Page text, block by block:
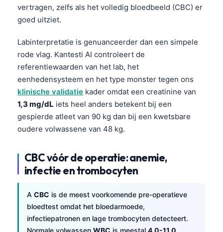
vertragen, zelfs als het volledig bloedbeeld (CBC) er
goed uitziet.
Labinterpretatie is genuanceerder dan een simpele
rode vlag. Kantesti AI controleert de
referentiewaarden van het lab, het
eenhedensysteem en het type monster tegen ons
klinische validatie kader omdat een creatinine van
1,3 mg/dL iets heel anders betekent bij een
gespierde atleet van 90 kg dan bij een kwetsbare
oudere volwassene van 48 kg.
CBC vóór de operatie: anemie,
infectie en trombocyten
A CBC is de meest voorkomende pre-operatieve
bloedtest omdat het bloedarmoede,
infectiepatronen en lage trombocyten detecteert.
Normale volwassen WBC is meestal 4,0-11,0